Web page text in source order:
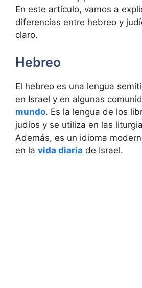
En este artículo, vamos a
diferencias entre hebreo y
claro.
Hebreo
El hebreo es una lengua
en Israel y en algunas
mundo. Es la lengua de los
judíos y se utiliza en las
Además, es un idioma
en la vida diaria de Israel.